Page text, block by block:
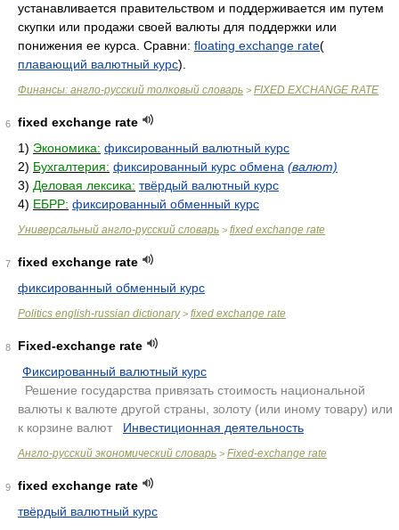
устанавливается правительством и поддерживается им путем
скупки или продажи своей валюты для поддержки или
понижения ее курса. Сравни: floating exchange rate(
плавающий валютный курс).
Финансы: англо-русский толковый словарь > FIXED EXCHANGE RATE
6
fixed exchange rate
1) Экономика: фиксированный валютный курс
2) Бухгалтерия: фиксированный курс обмена (валют)
3) Деловая лексика: твёрдый валютный курс
4) ЕБРР: фиксированный обменный курс
Универсальный англо-русский словарь > fixed exchange rate
7
fixed exchange rate
фиксированный обменный курс
Politics english-russian dictionary> fixed exchange rate
8
Fixed-exchange rate
Фиксированный валютный курс
Решение государства привязать стоимость национальной
валюты к валюте другой страны, золоту (или иному товару) или
к корзине валют
Инвестиционная деятельность
Англо-русский экономический словарь > Fixed-exchange rate
9
fixed exchange rate
твёрдый валютный курс